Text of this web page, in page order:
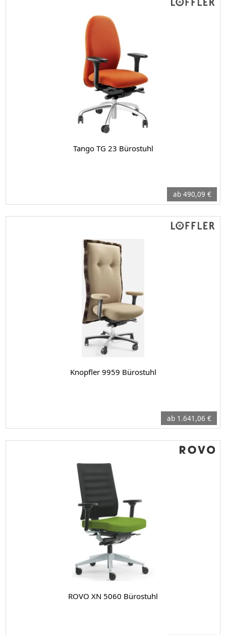
Tango TG 23 Bürostuhl
ab 490,09 €
Knopfler 9959 Bürostuhl
ab 1.641,06 €
ROVO XN 5060 Bürostuhl